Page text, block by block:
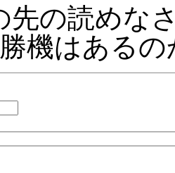
先の読めな
機はある